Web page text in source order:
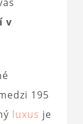
v
195
luxus je